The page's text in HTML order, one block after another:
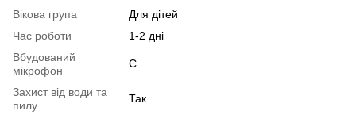
Вікова група
Для дітей
Час роботи
1-2 дні
Вбудований
мікрофон
Є
Захист від води та
пилу
Так